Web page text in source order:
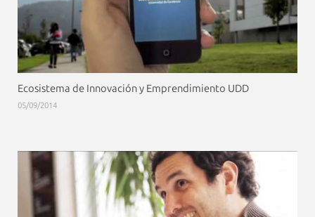
Ecosistema de Innovación y Emprendimiento UDD
05/09/2014